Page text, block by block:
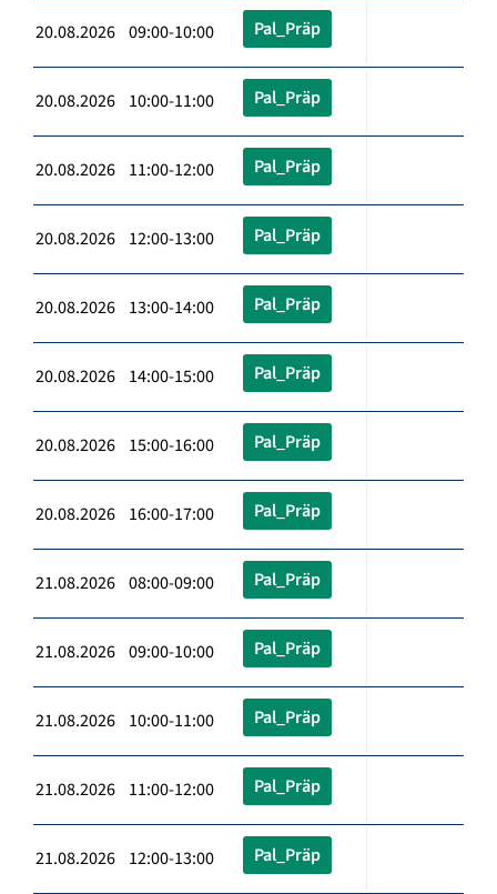
20.08.2026 09:00-10:00 Pal_Präp
20.08.2026 10:00-11:00 Pal_Präp
20.08.2026 11:00-12:00 Pal_Präp
20.08.2026 12:00-13:00 Pal_Präp
20.08.2026 13:00-14:00 Pal_Präp
20.08.2026 14:00-15:00 Pal_Präp
20.08.2026 15:00-16:00 Pal_Präp
20.08.2026 16:00-17:00 Pal_Präp
21.08.2026 08:00-09:00 Pal_Präp
21.08.2026 09:00-10:00 Pal_Präp
21.08.2026 10:00-11:00 Pal_Präp
21.08.2026 11:00-12:00 Pal_Präp
21.08.2026 12:00-13:00 Pal_Präp